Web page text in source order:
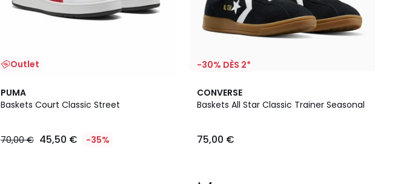
Outlet
PUMA
Baskets Court Classic Street
70,00 € 45,50 € -35%
-30% DÈS 2*
CONVERSE
Baskets All Star Classic Trainer Seasonal
75,00 €
4
/